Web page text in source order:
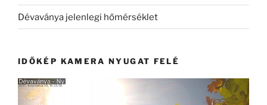
Dévaványa jelenlegi hőmérséklet
IDŐKÉP KAMERA NYUGAT FELÉ